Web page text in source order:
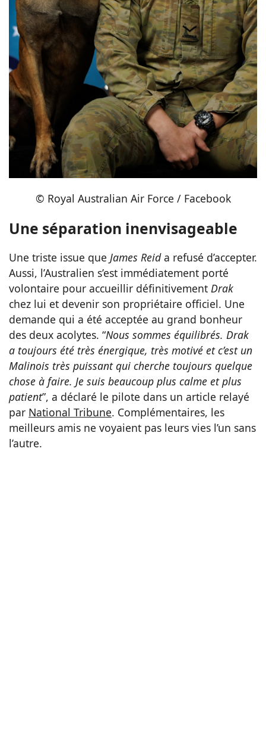
© Royal Australian Air Force / Facebook
Une séparation inenvisageable
Une triste issue que James Reida refusé d’accepter.
Aussi, l’Australien s’est immédiatement porté
volontaire pour accueillir définitivement Drak
chez lui et devenir son propriétaire officiel. Une
demande qui a été acceptée au grand bonheur
des deux acolytes. “Nous sommes équilibrés. Drak
a toujours été très énergique, très motivé et c’est un
Malinois très puissant qui cherche toujours quelque
chose à faire. Je suis beaucoup plus calme et plus
patient”, a déclaré le pilote dans un article relayé
par National Tribune. Complémentaires, les
meilleurs amis ne voyaient pas leurs vies l’un sans
l’autre.